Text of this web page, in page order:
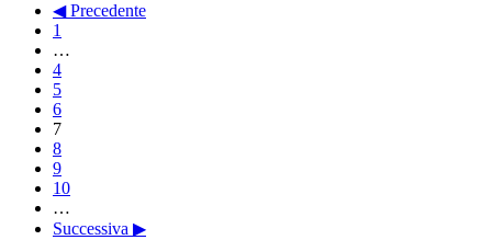
◀ Precedente
1
…
4
5
6
7
8
9
10
…
Successiva ▶